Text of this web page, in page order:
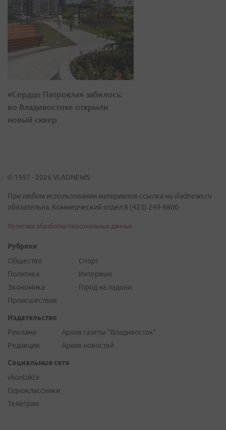
«Сердце Патрокла» забилось:
во Владивостоке открыли
новый сквер
© 1997 - 2026 VLADNEWS
При любом использовании материалов ссылка на vladnews.ru
обязательна. Коммерческий отдел 8 (423) 249-8800
Политика обработки персональных данных
Рубрики
Общество
Политика
Экономика
Происшествия
Спорт
Интервью
Город на ладони
Издательство
Реклама
Редакция
Архив газеты "Владивосток"
Архив новостей
Социальные сети
vkontakte
Одноклассники
Телеграм